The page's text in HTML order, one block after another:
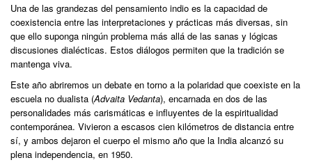
Una de las grandezas del pensamiento indio es la capacidad de
coexistencia entre las interpretaciones y prácticas más diversas, sin
que ello suponga ningún problema más allá de las sanas y lógicas
discusiones dialécticas. Estos diálogos permiten que la tradición se
mantenga viva.
Este año abriremos un debate en torno a la polaridad que coexiste en la
escuela no dualista (Advaita Vedanta), encarnada en dos de las
personalidades más carismáticas e influyentes de la espiritualidad
contemporánea. Vivieron a escasos cien kilómetros de distancia entre
sí, y ambos dejaron el cuerpo el mismo año que la India alcanzó su
plena independencia, en 1950.